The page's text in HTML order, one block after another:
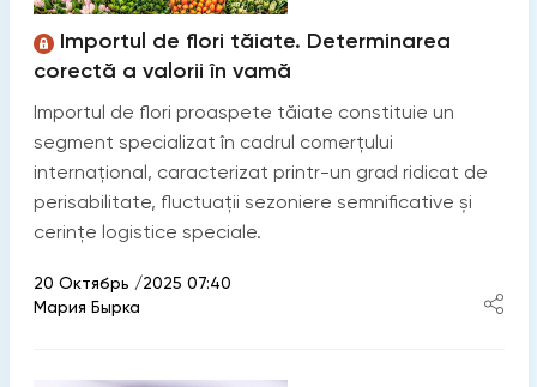
Importul de flori tăiate. Determinarea
corectă a valorii în vamă
Importul de flori proaspete tăiate constituie un
segment specializat în cadrul comerțului
internațional, caracterizat printr-un grad ridicat de
perisabilitate, fluctuații sezoniere semnificative și
cerințe logistice speciale.
20 Октябрь /2025 07:40
Мария Бырка